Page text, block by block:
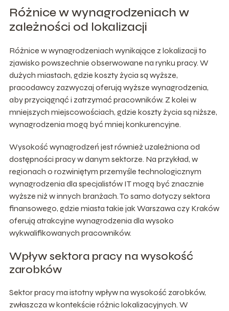
Różnice w wynagrodzeniach w
zależności od lokalizacji
Różnice w wynagrodzeniach wynikające z lokalizacji to
zjawisko powszechnie obserwowane na rynku pracy. W
dużych miastach, gdzie koszty życia są wyższe,
pracodawcy zazwyczaj oferują wyższe wynagrodzenia,
aby przyciągnąć i zatrzymać pracowników. Z kolei w
mniejszych miejscowościach, gdzie koszty życia są niższe,
wynagrodzenia mogą być mniej konkurencyjne.
Wysokość wynagrodzeń jest również uzależniona od
dostępności pracy w danym sektorze. Na przykład, w
regionach o rozwiniętym przemyśle technologicznym
wynagrodzenia dla specjalistów IT mogą być znacznie
wyższe niż w innych branżach. To samo dotyczy sektora
finansowego, gdzie miasta takie jak Warszawa czy Kraków
oferują atrakcyjne wynagrodzenia dla wysoko
wykwalifikowanych pracowników.
Wpływ sektora pracy na wysokość
zarobków
Sektor pracy ma istotny wpływ na wysokość zarobków,
zwłaszcza w kontekście różnic lokalizacyjnych. W